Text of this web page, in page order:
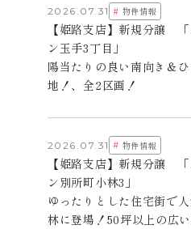
2026.07.31 # 物件情報
【姫路支店】新規分譲
ン玉手3丁目」
陽当たりの良い南向き＆
地！、全2区画！
2026.07.31 # 物件情報
【姫路支店】新規分譲
ン別所町小林3」
ゆったりとした住宅街で
林に登場！50坪以上の広